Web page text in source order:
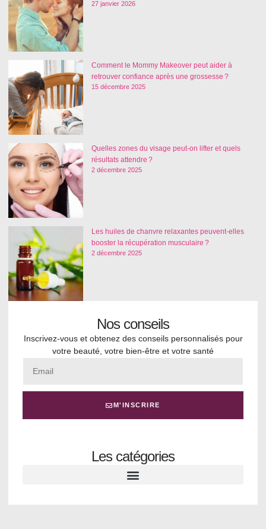
27 janvier 2026
Comment le Mommy Makeover peut aider à
retrouver confiance après une grossesse ?
15 décembre 2025
Quelles zones du visage peut-on lifter et quels
résultats attendre ?
2 décembre 2025
Les huiles de chanvre relaxantes peuvent-elles
booster la récupération musculaire ?
2 décembre 2025
Nos conseils
Inscrivez-vous et obtenez des conseils personnalisés pour
votre beauté, votre bien-être et votre santé
M'INSCRIRE
Les catégories